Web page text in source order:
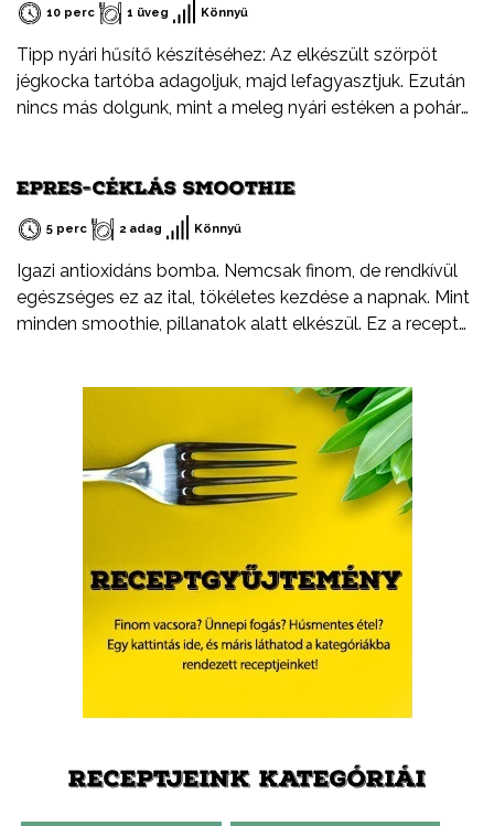
10 perc 1 üveg Könnyű
Tipp nyári hűsítő készítéséhez: Az elkészült szörpöt
jégkocka tartóba adagoljuk, majd lefagyasztjuk. Ezután
nincs más dolgunk, mint a meleg nyári estéken a pohár
EPRES-CÉKLÁS SMOOTHIE
5 perc 2 adag Könnyű
Igazi antioxidáns bomba. Nemcsak finom, de rendkívül
egészséges ez az ital, tökéletes kezdése a napnak. Mint
minden smoothie, pillanatok alatt elkészül. Ez a recept
RECEPTJEINK KATEGÓRIÁI